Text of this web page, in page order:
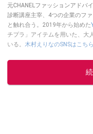
元CHANELファッションアドバ
診断講座主宰、4つの企業のフ
と触れ合う。2019年から始めた
チプラ」アイテムを用いた、大
いる。 木村えりなのSNSはこちら